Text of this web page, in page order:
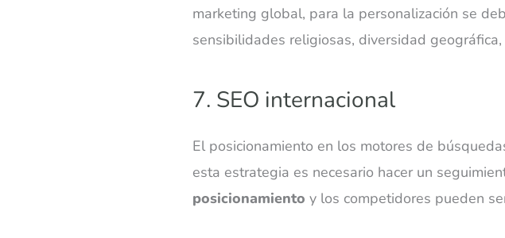
marketing global, para la personalización se
sensibilidades religiosas, diversidad
7. SEO internacional
El posicionamiento en los motores de
esta estrategia es necesario hacer un
posicionamiento y los competidores pueden